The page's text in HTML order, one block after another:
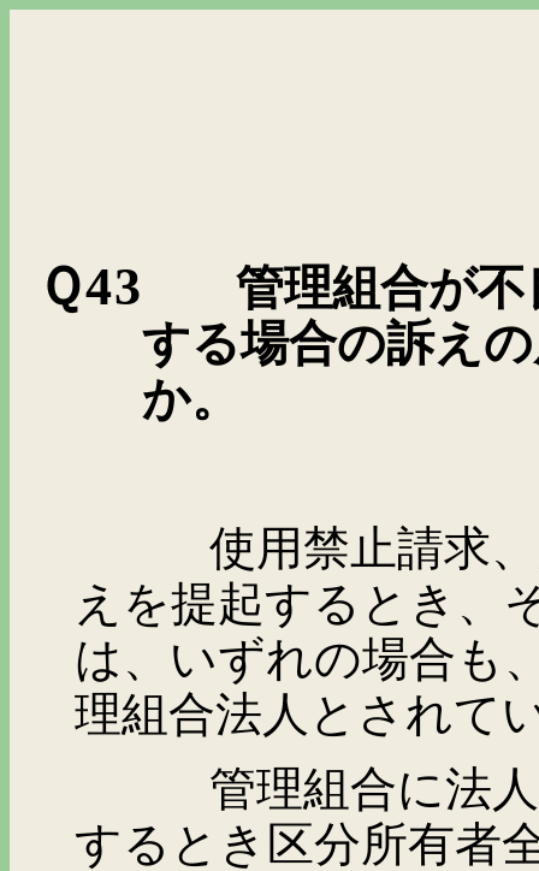
Ｑ43
管理組合が
する場合の訴え
か。
使用禁止請求、競
えを提起するとき、
は、いずれの場合も
理組合法人とされて
管理組合に法人格
するとき区分所有者